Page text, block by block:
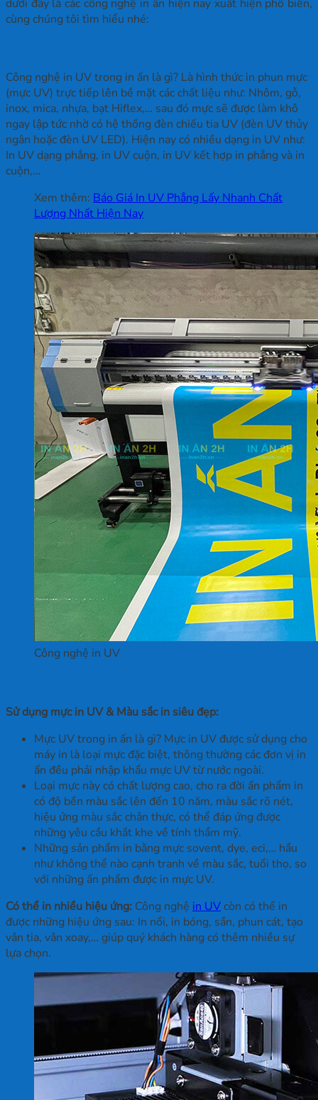
dưới đây là các công nghệ in ấn hiện nay xuất hiện phổ biến,
cùng chúng tôi tìm hiểu nhé:
Công nghệ in UV trong in ấn là gì? Là hình thức in phun mực
(mực UV) trực tiếp lên bề mặt các chất liệu như: Nhôm, gỗ,
inox, mica, nhựa, bạt Hiflex,… sau đó mực sẽ được làm khô
ngay lập tức nhờ có hệ thống đèn chiếu tia UV (đèn UV thủy
ngân hoặc đèn UV LED). Hiện nay có nhiều dạng in UV như:
In UV dạng phẳng, in UV cuộn, in UV kết hợp in phẳng và in
cuộn,…
Xem thêm: Báo Giá In UV Phẳng Lấy Nhanh Chất
Lượng Nhất Hiện Nay
Công nghệ in UV
Sử dụng mực in UV & Màu sắc in siêu đẹp:
Mực UV trong in ấn là gì? Mực in UV được sử dụng cho
máy in là loại mực đặc biệt, thông thường các đơn vị in
ấn đều phải nhập khẩu mực UV từ nước ngoài.
Loại mực này có chất lượng cao, cho ra đời ấn phẩm in
có độ bền màu sắc lên đến 10 năm, màu sắc rõ nét,
hiệu ứng màu sắc chân thực, có thể đáp ứng được
những yêu cầu khắt khe về tính thẩm mỹ.
Những sản phẩm in bằng mực sovent, dye, eci,… hầu
như không thể nào cạnh tranh về màu sắc, tuổi thọ, so
với những ấn phẩm được in mực UV.
Có thể in nhiều hiệu ứng: Công nghệ in UVcòn có thể in
được những hiệu ứng sau: In nổi, in bóng, sần, phun cát, tạo
vân tia, vân xoay,… giúp quý khách hàng có thêm nhiều sự
lựa chọn.